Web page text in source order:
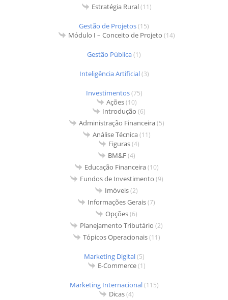
Estratégia Rural(11)
Gestão de Projetos(15)
Módulo I – Conceito de Projeto (14)
Gestão Pública(1)
Inteligência Artificial(3)
Investimentos(75)
Ações(10)
Introdução (6)
Administração Financeira(5)
Análise Técnica(11)
Figuras(4)
BM&F(4)
Educação Financeira(10)
Fundos de Investimento (9)
Imóveis(2)
Informações Gerais(7)
Opções(6)
Planejamento Tributário (2)
Tópicos Operacionais(11)
Marketing Digital(5)
E-Commerce(1)
Marketing Internacional(115)
Dicas(4)